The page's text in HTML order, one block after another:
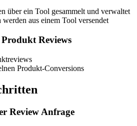
über ein Tool gesammelt und verwaltet
aus einem Tool versendet
Reviews
Produkt-Conversions
Review Anfrage